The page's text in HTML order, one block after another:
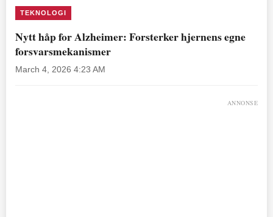
TEKNOLOGI
Nytt håp for Alzheimer: Forsterker hjernens egne
forsvarsmekanismer
March 4, 2026 4:23 AM
ANNONSE